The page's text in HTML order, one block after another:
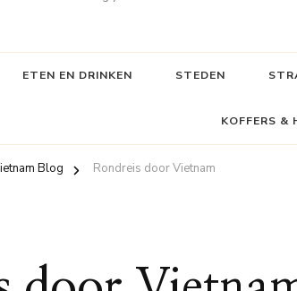
ETEN EN DRINKEN STEDEN
KOFFERS &
Blog Rondreis door Vietnam